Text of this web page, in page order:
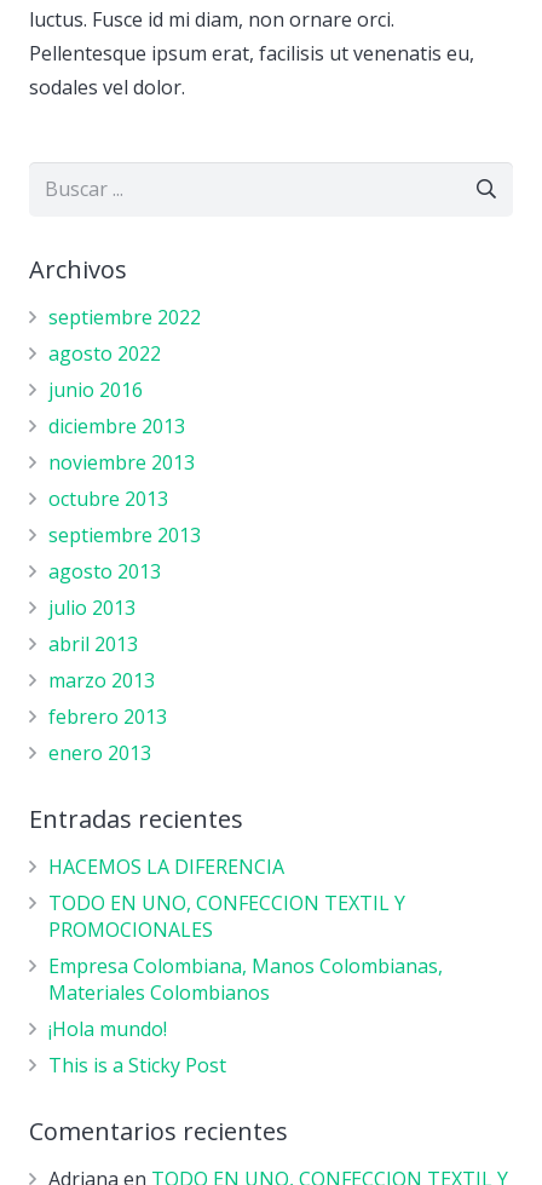
luctus. Fusce id mi diam, non ornare orci.
Pellentesque ipsum erat, facilisis ut venenatis eu,
sodales vel dolor.
Archivos
septiembre 2022
agosto 2022
junio 2016
diciembre 2013
noviembre 2013
octubre 2013
septiembre 2013
agosto 2013
julio 2013
abril 2013
marzo 2013
febrero 2013
enero 2013
Entradas recientes
HACEMOS LA DIFERENCIA
TODO EN UNO, CONFECCION TEXTIL Y
PROMOCIONALES
Empresa Colombiana, Manos Colombianas,
Materiales Colombianos
¡Hola mundo!
This is a Sticky Post
Comentarios recientes
Adriana en TODO EN UNO, CONFECCION TEXTIL Y